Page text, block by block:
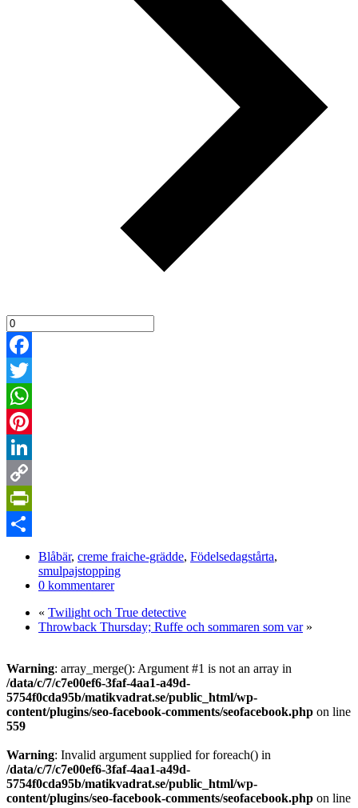
Facebook
Twitter
WhatsApp
Pinterest
LinkedIn
Copy
Link
PrintFriendly
Blåbär, creme fraiche-grädde, Födelsedagstårta,
smulpajstopping
0 kommentarer
« Twilight och True detective
Throwback Thursday; Ruffe och sommaren som var»
Warning: array_merge(): Argument #1 is not an array in
/data/c/7/c7e00ef6-3faf-4aa1-a49d-
5754f0cda95b/matikvadrat.se/public_html/wp-
content/plugins/seo-facebook-comments/seofacebook.php on line
559
Warning: Invalid argument supplied for foreach() in
/data/c/7/c7e00ef6-3faf-4aa1-a49d-
5754f0cda95b/matikvadrat.se/public_html/wp-
content/plugins/seo-facebook-comments/seofacebook.php on line